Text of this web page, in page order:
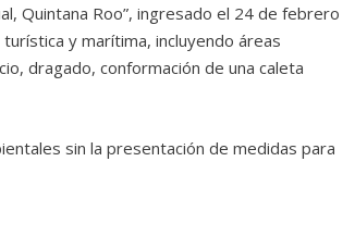
Quintana Roo”, ingresado el 24 de febrero
y marítima, incluyendo áreas
dragado, conformación de una caleta
sin la presentación de medidas para